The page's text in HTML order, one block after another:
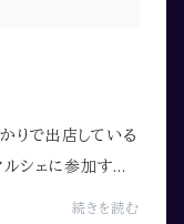
りで出店している
シェに参加する
られない方にも、
続きを読む